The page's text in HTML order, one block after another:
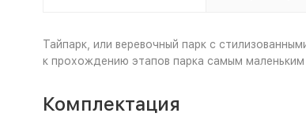
Тайпарк, или веревочный парк с
к прохождению этапов парка самым
Комплектация